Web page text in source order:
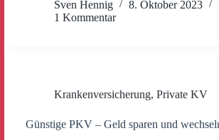
Sven Hennig
8. Oktober 2023
1 Kommentar
Krankenversicherung, Private KV
Günstige PKV – Geld sparen und